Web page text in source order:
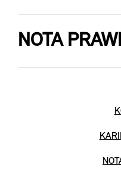
NOTA